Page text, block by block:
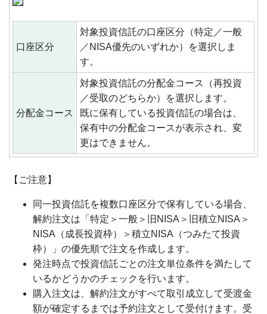
口座区分
対象投資信託の口座区分（特定／一般
／NISA優先のいずれか）を選択しま
す。
分配金コース
対象投資信託の分配金コース（再投資
／受取のどちらか）を選択します。
既に保有している投資信託の場合は、
保有中の分配金コースが表示され、変
更はできません。
【ご注意】
同一投資信託を複数口座区分で保有している場合、
解約注文は「特定＞一般＞旧NISA＞旧積立NISA＞
NISA（成長投資枠）＞積立NISA（つみたて投資
枠）」の優先順で注文を作成します。
発注時点で投資信託ごとの注文単位条件を満たして
いるかどうかのチェックを行います。
購入注文は、解約注文がすべて取引成立して受渡金
額が確定するまでは予約注文として受付けます。受